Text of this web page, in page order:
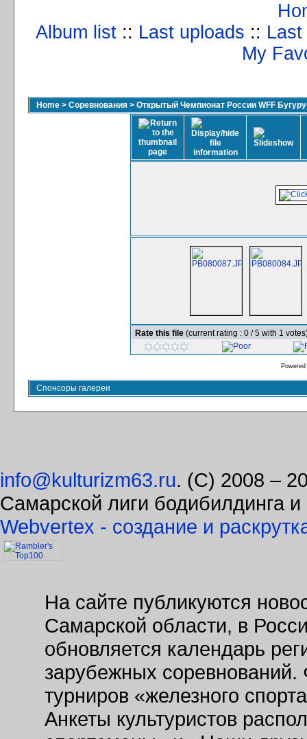
Album list :: Last uploads ::
My
Home > Соревнования > Открытый Чемпионат России WFF
Rate this file (current rating : 0 / 5 with 1
Спонсоры галереи
info@kulturizm63.ru. (C) 2008 –
Самарской лиги бодибилдинга
Webvertex - создание и
На сайте публикуются
Самарской области, в
обновляется календарь
зарубежных соревнований.
турниров «железного
Анкеты культуристов